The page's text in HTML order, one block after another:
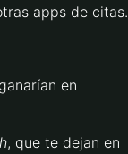
apps de citas.
en
, que te dejan en